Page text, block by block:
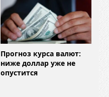
Прогноз курса валют:
ниже доллар уже не
опустится